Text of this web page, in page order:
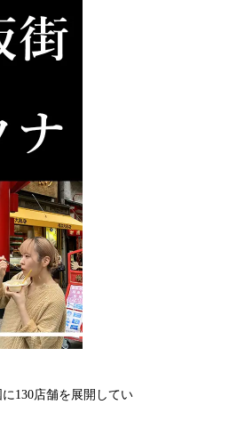
130店舗を展開してい